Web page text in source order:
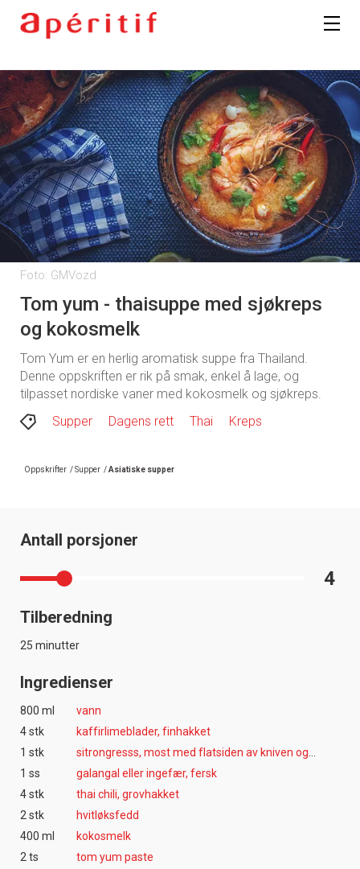
Registrer deg
Foto: GMVozd
Tom yum - thaisuppe med sjøkreps
og kokosmelk
Tom Yum er en herlig aromatisk suppe fra Thailand.
Denne oppskriften er rik på smak, enkel å lage, og
tilpasset nordiske vaner med kokosmelk og sjøkreps.
Supper
Dagens rett Thai Kreps
Oppskrifter /Supper /Asiatiske supper
Antall porsjoner
4
Tilberedning
25 minutter
Ingredienser
800 ml
vann
4 stk
kaffirlimeblader, finhakket
1 stk
1 ss
galangal eller ingefær, fersk
4 stk
thai chili, grovhakket
2 stk
hvitløksfedd
400 ml
kokosmelk
2 ts
tom yum paste